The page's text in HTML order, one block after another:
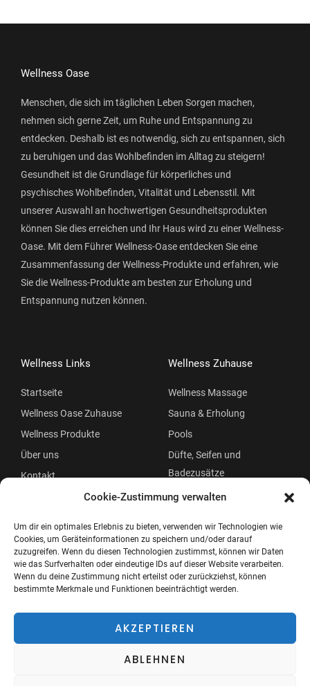
Cookie-Zustimmung verwalten
Um dir ein optimales Erlebnis zu bieten, verwenden wir Technologien wie
Cookies, um Geräteinformationen zu speichern und/oder darauf
zuzugreifen. Wenn du diesen Technologien zustimmst, können wir Daten
wie das Surfverhalten oder eindeutige IDs auf dieser Website verarbeiten.
Wenn du deine Zustimmung nicht erteilst oder zurückziehst, können
bestimmte Merkmale und Funktionen beeinträchtigt werden.
AKZEPTIEREN
ABLEHNEN
Wellness Oase
Menschen, die sich im täglichen Leben Sorgen machen,
nehmen sich gerne Zeit, um Ruhe und Entspannung zu
entdecken. Deshalb ist es notwendig, sich zu entspannen, sich
zu beruhigen und das Wohlbefinden im Alltag zu steigern!
Gesundheit ist die Grundlage für körperliches und
psychisches Wohlbefinden, Vitalität und Lebensstil. Mit
unserer Auswahl an hochwertigen Gesundheitsprodukten
können Sie dies erreichen und Ihr Haus wird zu einer Wellness-
Oase. Mit dem Führer Wellness-Oase entdecken Sie eine
Zusammenfassung der Wellness-Produkte und erfahren, wie
Sie die Wellness-Produkte am besten zur Erholung und
Entspannung nutzen können.
Wellness Links
Startseite
Wellness Oase Zuhause
Wellness Produkte
Über uns
Kontakt
Wellness Zuhause
Wellness Massage
Sauna & Erholung
Pools
Düfte, Seifen und
Badezusätze
Beauty
Menü